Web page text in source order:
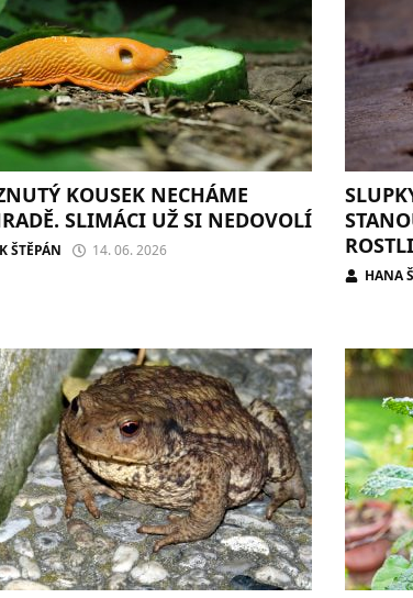
KOUSEK NECHÁME
SLIMÁCI UŽ SI NEDOVOLÍ
ŠTĚPÁN 14. 06. 2026
HANA